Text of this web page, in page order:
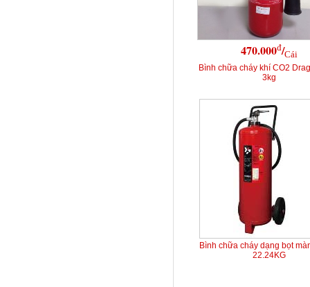
470.000đ/Cái
Bình chữa cháy khí CO2
3kg
Bình chữa cháy dạng bọt
22.24KG